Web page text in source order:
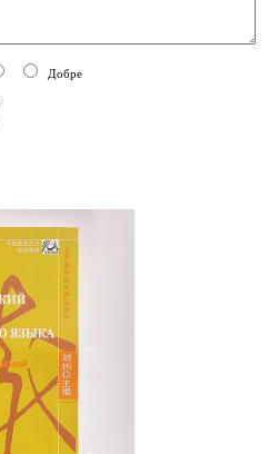
Добре